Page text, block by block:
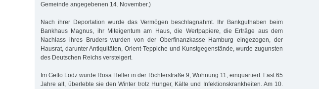
Gemeinde angegebenen 14. November.)
Nach ihrer Deportation wurde das Vermögen beschlagnahmt. Ihr Bankguthaben beim
Bankhaus Magnus, ihr Miteigentum am Haus, die Wertpapiere, die Erträge aus dem
Nachlass ihres Bruders wurden von der Oberfinanzkasse Hamburg eingezogen, der
Hausrat, darunter Antiquitäten, Orient-Teppiche und Kunstgegenstände, wurde zugunsten
des Deutschen Reichs versteigert.
Im Getto Lodz wurde Rosa Heller in der Richterstraße 9, Wohnung 11, einquartiert. Fast 65
Jahre alt, überlebte sie den Winter trotz Hunger, Kälte und Infektionskrankheiten. Am 10.